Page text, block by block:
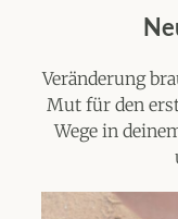
Veränderung
Mut für den
Wege in